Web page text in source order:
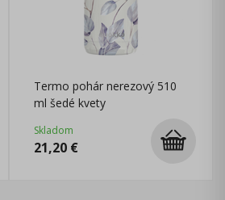
Termo pohár nerezový 510
ml šedé kvety
Skladom
21,20 €